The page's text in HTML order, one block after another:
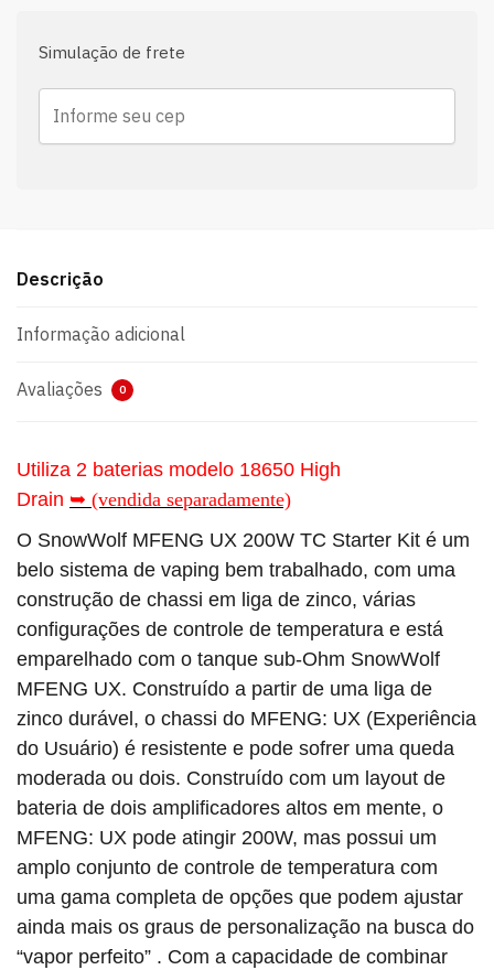
Simulação de frete
Descrição
Informação adicional
Avaliações 0
Utiliza 2 baterias modelo 18650 High
Drain ➥ (vendida separadamente)
O SnowWolf MFENG UX 200W TC Starter Kit é um
belo sistema de vaping bem trabalhado, com uma
construção de chassi em liga de zinco, várias
configurações de controle de temperatura e está
emparelhado com o tanque sub-Ohm SnowWolf
MFENG UX. Construído a partir de uma liga de
zinco durável, o chassi do MFENG: UX (Experiência
do Usuário) é resistente e pode sofrer uma queda
moderada ou dois. Construído com um layout de
bateria de dois amplificadores altos em mente, o
MFENG: UX pode atingir 200W, mas possui um
amplo conjunto de controle de temperatura com
uma gama completa de opções que podem ajustar
ainda mais os graus de personalização na busca do
“vapor perfeito” . Com a capacidade de combinar